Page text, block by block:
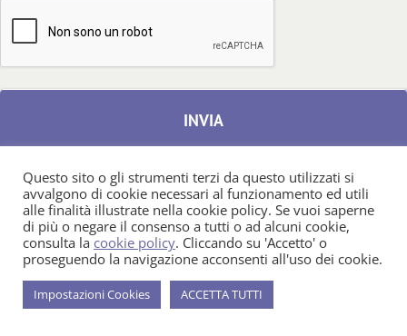
Questo sito o gli strumenti terzi da questo utilizzati si
avvalgono di cookie necessari al funzionamento ed utili
alle finalità illustrate nella cookie policy. Se vuoi saperne
di più o negare il consenso a tutti o ad alcuni cookie,
consulta la cookie policy. Cliccando su 'Accetto' o
proseguendo la navigazione acconsenti all'uso dei cookie.
Impostazioni Cookies ACCETTA TUTTI